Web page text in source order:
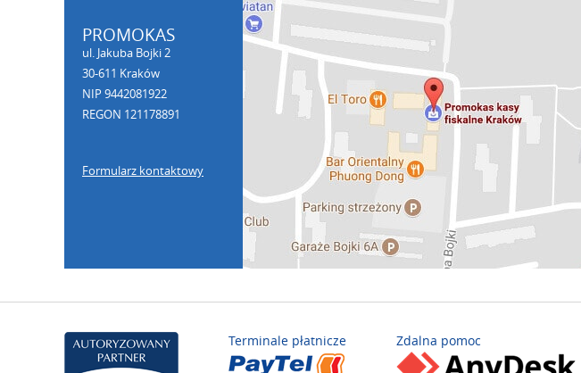
PROMOKAS
ul. Jakuba Bojki 2
30-611 Kraków
NIP 9442081922
REGON 121178891
Formularz kontaktowy
Terminale płatnicze Zdalna pomoc